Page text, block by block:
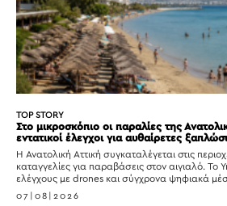
TOP STORY
Στο μικροσκόπιο οι παραλίες της
εντατικοί έλεγχοι για αυθαίρετες
Η Ανατολική Αττική συγκαταλέγεται στις
καταγγελίες για παραβάσεις στον αιγιαλό. Το
ελέγχους με drones και σύγχρονα ψηφιακά
07|08|2026